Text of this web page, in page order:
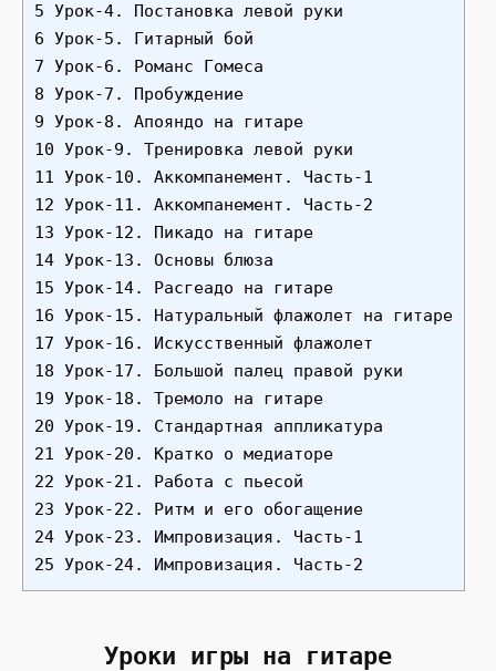
5 Урок-4. Постановка левой руки
6 Урок-5. Гитарный бой
7 Урок-6. Романс Гомеса
8 Урок-7. Пробуждение
9 Урок-8. Апояндо на гитаре
10 Урок-9. Тренировка левой руки
11 Урок-10. Аккомпанемент. Часть-1
12 Урок-11. Аккомпанемент. Часть-2
13 Урок-12. Пикадо на гитаре
14 Урок-13. Основы блюза
15 Урок-14. Расгеадо на гитаре
16 Урок-15. Натуральный флажолет на гитаре
17 Урок-16. Искусственный флажолет
18 Урок-17. Большой палец правой руки
19 Урок-18. Тремоло на гитаре
20 Урок-19. Стандартная аппликатура
21 Урок-20. Кратко о медиаторе
22 Урок-21. Работа с пьесой
23 Урок-22. Ритм и его обогащение
24 Урок-23. Импровизация. Часть-1
25 Урок-24. Импровизация. Часть-2
Уроки игры на гитаре